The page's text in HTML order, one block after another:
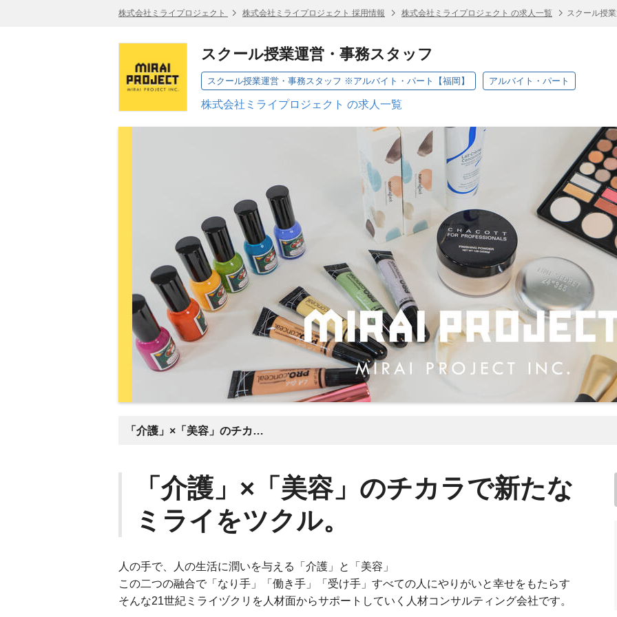
株式会社ミライプロジェクト 株式会社ミライプロジェクト 採用情報 株式会社ミライプロジェクト の求人一覧 スクール授
スクール授業運営・事務スタッフ
スクール授業運営・事務スタッフ ※アルバイト・パート【福岡】 アルバイト・パート
株式会社ミライプロジェクト の求人一覧
「介護」×「美容」のチカラで新たなミライをツクル。
「介護」×「美容」のチカラで新たな
ミライをツクル。
人の手で、人の生活に潤いを与える「介護」と「美容」
この二つの融合で「なり手」「働き手」「受け手」すべての人にやりがいと幸せをもたらす
そんな21世紀ミライヅクリを人材面からサポートしていく人材コンサルティング会社です。